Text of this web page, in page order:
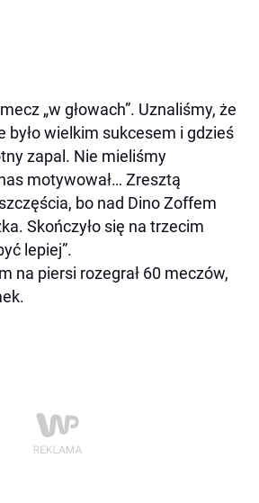
„w głowach”. Uznaliśmy, że
było wielkim sukcesem i gdzieś
zapal. Nie mieliśmy
motywował… Zresztą
bo nad Dino Zoffem
Skończyło się na trzecim
lepiej”.
na piersi rozegrał 60 meczów,